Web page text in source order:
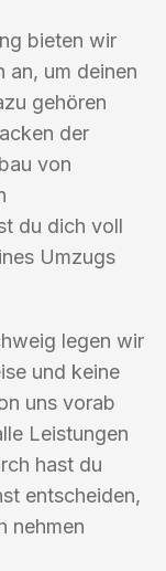
bieten wir
an, um deinen
gehören
der
von
du dich voll
Umzugs
legen wir
und keine
uns vorab
Leistungen
hast du
entscheiden,
nehmen